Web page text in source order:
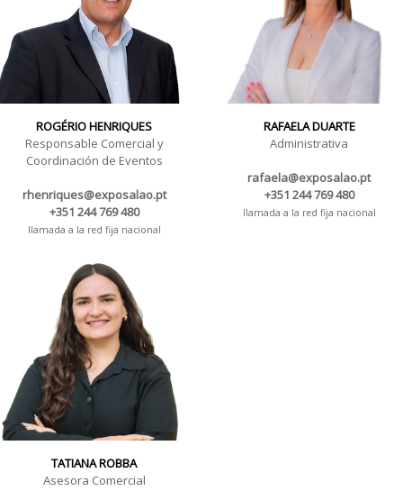
ROGÉRIO HENRIQUES
Responsable Comercial y
Coordinación de Eventos
rhenriques@exposalao.pt
+351 244 769 480
llamada a la red fija nacional
RAFAELA DUARTE
Administrativa
rafaela@exposalao.pt
+351 244 769 480
llamada a la red fija nacional
TATIANA ROBBA
Asesora Comercial